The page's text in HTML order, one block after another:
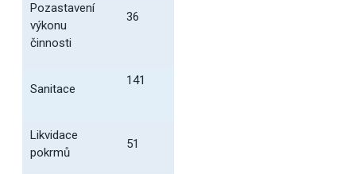
Pozastavení
výkonu
činnosti
36
Sanitace
141
Likvidace
pokrmů
51